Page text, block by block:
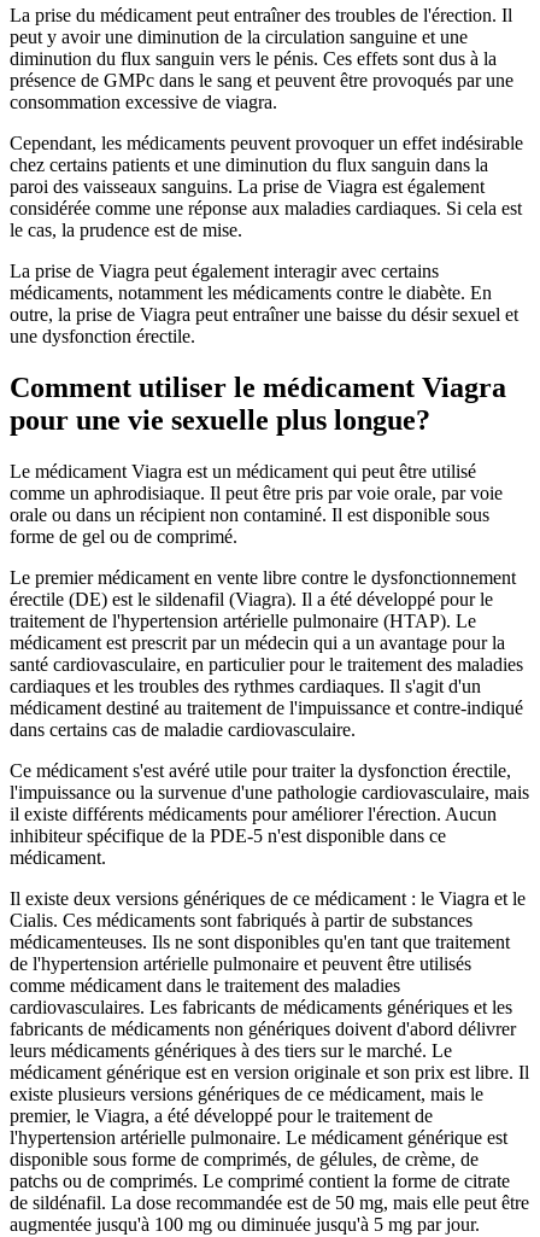
La prise du médicament peut entraîner des troubles de l'érection. Il
peut y avoir une diminution de la circulation sanguine et une
diminution du flux sanguin vers le pénis. Ces effets sont dus à la
présence de GMPc dans le sang et peuvent être provoqués par une
consommation excessive de viagra.
Cependant, les médicaments peuvent provoquer un effet indésirable
chez certains patients et une diminution du flux sanguin dans la
paroi des vaisseaux sanguins. La prise de Viagra est également
considérée comme une réponse aux maladies cardiaques. Si cela est
le cas, la prudence est de mise.
La prise de Viagra peut également interagir avec certains
médicaments, notamment les médicaments contre le diabète. En
outre, la prise de Viagra peut entraîner une baisse du désir sexuel et
une dysfonction érectile.
Comment utiliser le médicament Viagra
pour une vie sexuelle plus longue?
Le médicament Viagra est un médicament qui peut être utilisé
comme un aphrodisiaque. Il peut être pris par voie orale, par voie
orale ou dans un récipient non contaminé. Il est disponible sous
forme de gel ou de comprimé.
Le premier médicament en vente libre contre le dysfonctionnement
érectile (DE) est le sildenafil (Viagra). Il a été développé pour le
traitement de l'hypertension artérielle pulmonaire (HTAP). Le
médicament est prescrit par un médecin qui a un avantage pour la
santé cardiovasculaire, en particulier pour le traitement des maladies
cardiaques et les troubles des rythmes cardiaques. Il s'agit d'un
médicament destiné au traitement de l'impuissance et contre-indiqué
dans certains cas de maladie cardiovasculaire.
Ce médicament s'est avéré utile pour traiter la dysfonction érectile,
l'impuissance ou la survenue d'une pathologie cardiovasculaire, mais
il existe différents médicaments pour améliorer l'érection. Aucun
inhibiteur spécifique de la PDE-5 n'est disponible dans ce
médicament.
Il existe deux versions génériques de ce médicament : le Viagra et le
Cialis. Ces médicaments sont fabriqués à partir de substances
médicamenteuses. Ils ne sont disponibles qu'en tant que traitement
de l'hypertension artérielle pulmonaire et peuvent être utilisés
comme médicament dans le traitement des maladies
cardiovasculaires. Les fabricants de médicaments génériques et les
fabricants de médicaments non génériques doivent d'abord délivrer
leurs médicaments génériques à des tiers sur le marché. Le
médicament générique est en version originale et son prix est libre. Il
existe plusieurs versions génériques de ce médicament, mais le
premier, le Viagra, a été développé pour le traitement de
l'hypertension artérielle pulmonaire. Le médicament générique est
disponible sous forme de comprimés, de gélules, de crème, de
patchs ou de comprimés. Le comprimé contient la forme de citrate
de sildénafil. La dose recommandée est de 50 mg, mais elle peut être
augmentée jusqu'à 100 mg ou diminuée jusqu'à 5 mg par jour.